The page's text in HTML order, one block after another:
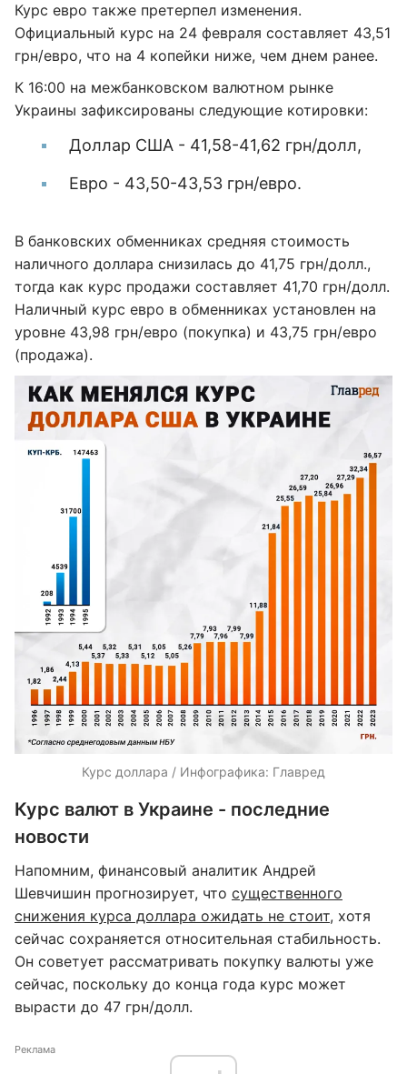
Курс евро также претерпел изменения.
Официальный курс на 24 февраля составляет 43,51
грн/евро, что на 4 копейки ниже, чем днем ранее.
К 16:00 на межбанковском валютном рынке
Украины зафиксированы следующие котировки:
Доллар США - 41,58-41,62 грн/долл,
Евро - 43,50-43,53 грн/евро.
В банковских обменниках средняя стоимость
наличного доллара снизилась до 41,75 грн/долл.,
тогда как курс продажи составляет 41,70 грн/долл.
Наличный курс евро в обменниках установлен на
уровне 43,98 грн/евро (покупка) и 43,75 грн/евро
(продажа).
Курс доллара / Инфографика: Главред
Курс валют в Украине - последние
новости
Напомним, финансовый аналитик Андрей
Шевчишин прогнозирует, что существенного
снижения курса доллара ожидать не стоит, хотя
сейчас сохраняется относительная стабильность.
Он советует рассматривать покупку валюты уже
сейчас, поскольку до конца года курс может
вырасти до 47 грн/долл.
Реклама